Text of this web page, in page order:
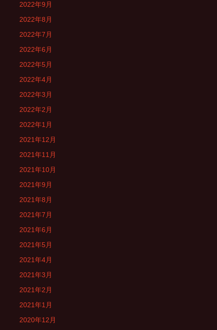
2022年9月
2022年8月
2022年7月
2022年6月
2022年5月
2022年4月
2022年3月
2022年2月
2022年1月
2021年12月
2021年11月
2021年10月
2021年9月
2021年8月
2021年7月
2021年6月
2021年5月
2021年4月
2021年3月
2021年2月
2021年1月
2020年12月